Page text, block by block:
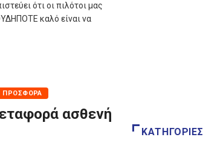
ότι οι πιλότοι μας
καλό είναι να
ΠΡΟΣΦΟΡΆ
ασθενή
ΚΑΤΗΓΟΡΊΕΣ